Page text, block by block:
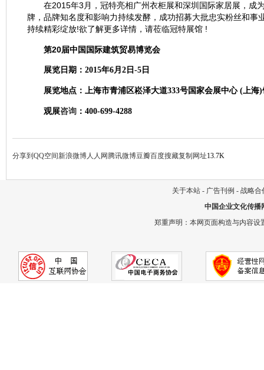
在2015年3月，冠特亮相广州衣柜展和深圳国际家居展，成
牌，品牌知名度和影响力持续发酵，成功招募大批忠实粉丝和事
持续精彩绽放!欲了解更多详情，请莅临冠特展馆 !
第20届中国国际建筑贸易博览会
展览日期：2015年6月2日-5日
展览地点：上海市青浦区崧泽大道333号国家会展中心 (上海
观展咨询 ：400-699-4288
分享到 QQ空间新浪微博人人网 腾讯微博豆瓣百度搜藏复制网址13.7K
关于本站 - 广告刊例 - 战略合
中国企业文化传播
郑重声明：本网页面构造与内容